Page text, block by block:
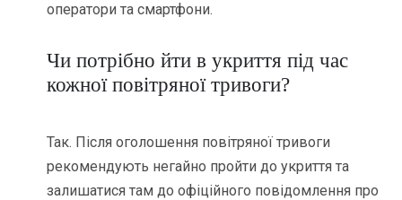
оператори та смартфони.
Чи потрібно йти в укриття під час
кожної повітряної тривоги?
Так. Після оголошення повітряної тривоги
рекомендують негайно пройти до укриття та
залишатися там до офіційного повідомлення про